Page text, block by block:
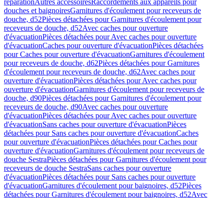
réparationAutres accessoiresRaccordements aux appareils pour
douches et baignoiresGarnitures d'écoulement pour receveurs de
douche, d52Pièces détachées pour Garnitures d'écoulement pour
receveurs de douche, d52Avec caches pour ouverture
d'évacuationPièces détachées pour Avec caches pour ouverture
d'évacuationCaches pour ouverture d'évacuationPièces détachées
pour Caches pour ouverture d'évacuationGarnitures d'écoulement
pour receveurs de douche, d62Pièces détachées pour Garnitures
d'écoulement pour receveurs de douche, d62Avec caches pour
ouverture d'évacuationPièces détachées pour Avec caches pour
ouverture d'évacuationGarnitures d'écoulement pour receveurs de
douche, d90Pièces détachées pour Garnitures d'écoulement pour
receveurs de douche, d90Avec caches pour ouverture
d'évacuationPièces détachées pour Avec caches pour ouverture
d'évacuationSans caches pour ouverture d'évacuationPièces
détachées pour Sans caches pour ouverture d'évacuationCaches
pour ouverture d'évacuationPièces détachées pour Caches pour
ouverture d'évacuationGarnitures d'écoulement pour receveurs de
douche SestraPièces détachées pour Garnitures d'écoulement pour
receveurs de douche SestraSans caches pour ouverture
d'évacuationPièces détachées pour Sans caches pour ouverture
d'évacuationGarnitures d'écoulement pour baignoires, d52Pièces
détachées pour Garnitures d'écoulement pour baignoires, d52Avec